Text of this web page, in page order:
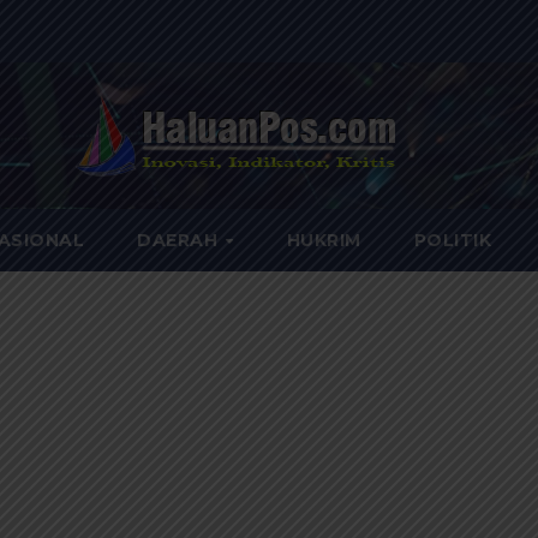
DAERAH HUKRIM POLITIK